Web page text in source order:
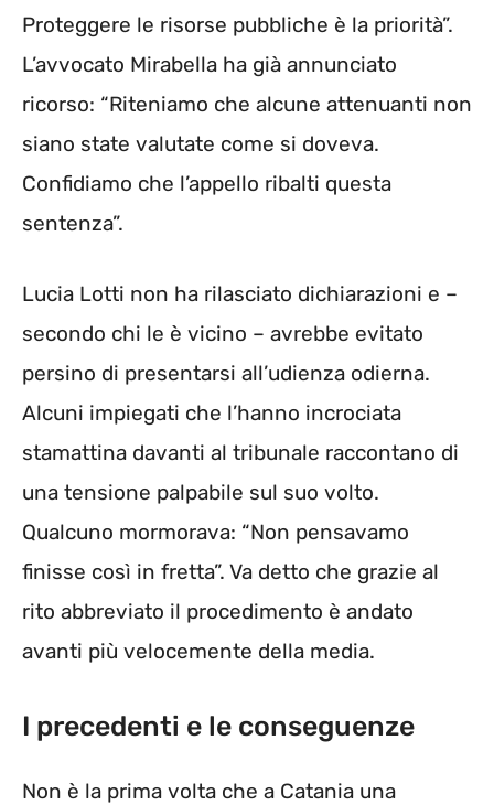
Proteggere le risorse pubbliche è la priorità”.
L’avvocato Mirabella ha già annunciato
ricorso: “Riteniamo che alcune attenuanti non
siano state valutate come si doveva.
Confidiamo che l’appello ribalti questa
sentenza”.
Lucia Lotti non ha rilasciato dichiarazioni e –
secondo chi le è vicino – avrebbe evitato
persino di presentarsi all’udienza odierna.
Alcuni impiegati che l’hanno incrociata
stamattina davanti al tribunale raccontano di
una tensione palpabile sul suo volto.
Qualcuno mormorava: “Non pensavamo
finisse così in fretta”. Va detto che grazie al
rito abbreviato il procedimento è andato
avanti più velocemente della media.
I precedenti e le conseguenze
Non è la prima volta che a Catania una